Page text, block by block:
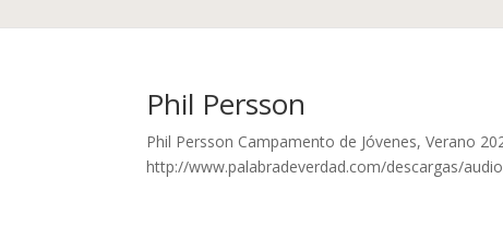
Phil Persson
Phil Persson Campamento de Jóvenes, Verano
http://www.palabradeverdad.com/descargas/